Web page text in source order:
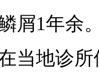
屑1年余
当地诊